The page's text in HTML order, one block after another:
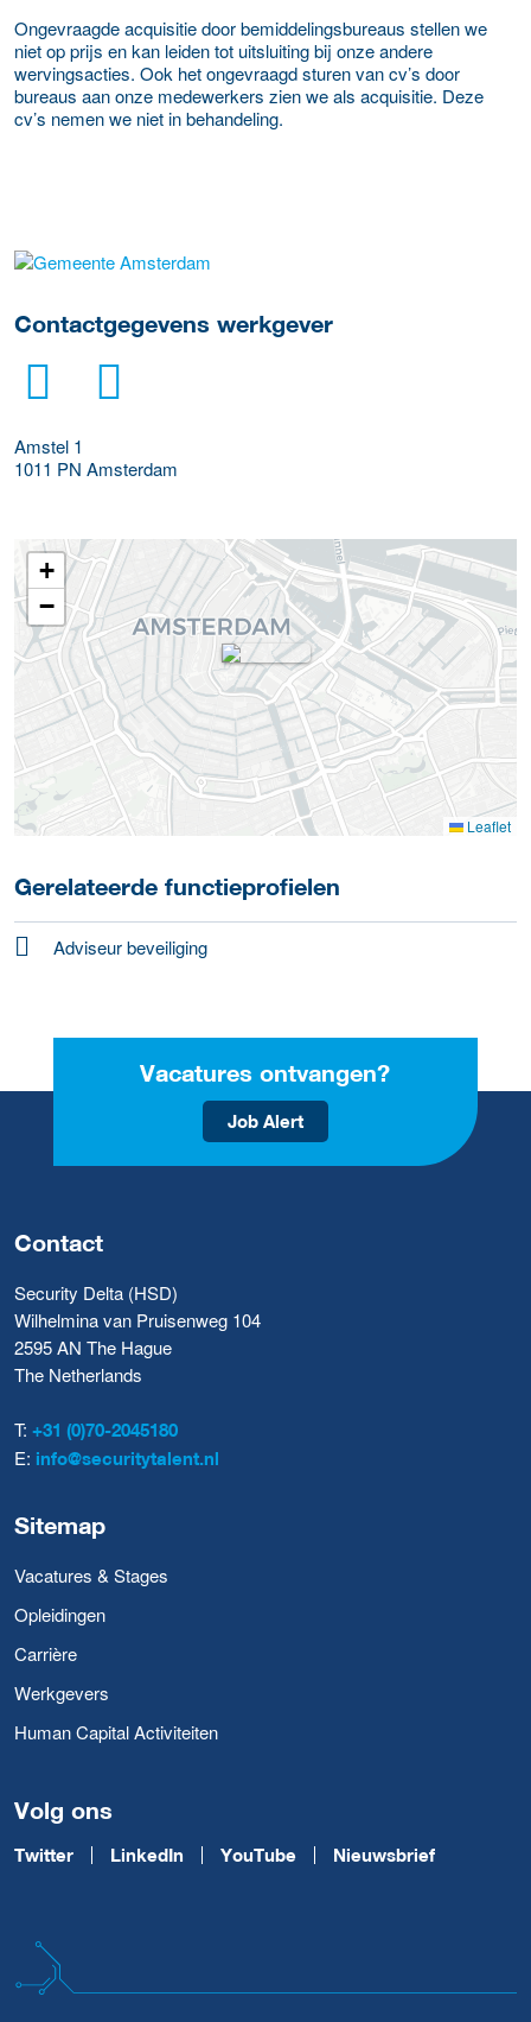
Ongevraagde acquisitie door bemiddelingsbureaus stellen we
niet op prijs en kan leiden tot uitsluiting bij onze andere
wervingsacties. Ook het ongevraagd sturen van cv’s door
bureaus aan onze medewerkers zien we als acquisitie. Deze
cv’s nemen we niet in behandeling.
Meer werkgever details
Contactgegevens werkgever
Amstel 1
1011 PN Amsterdam
+
−
Leaflet
Gerelateerde functieprofielen
Adviseur beveiliging
Vacatures ontvangen?
Job Alert
Contact
Security Delta (HSD)
Wilhelmina van Pruisenweg 104
2595 AN The Hague
The Netherlands
T: +31 (0)70-2045180
E: info@securitytalent.nl
Sitemap
Vacatures & Stages
Opleidingen
Carrière
Werkgevers
Human Capital Activiteiten
Volg ons
Twitter LinkedIn YouTube Nieuwsbrief